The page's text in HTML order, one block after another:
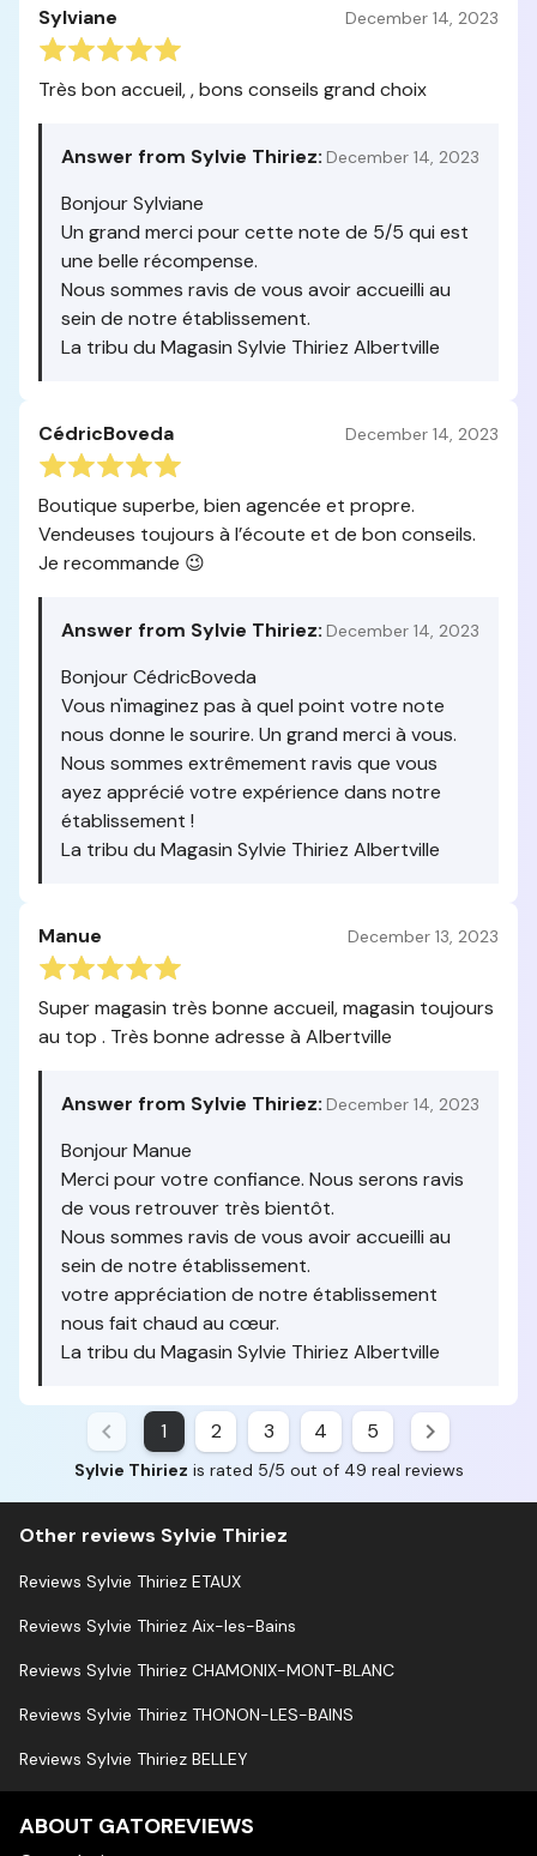
Sylviane December 14, 2023
Très bon accueil, , bons conseils grand choix
Answer from Sylvie Thiriez: December 14, 2023
Bonjour Sylviane
Un grand merci pour cette note de 5/5 qui est
une belle récompense.
Nous sommes ravis de vous avoir accueilli au
sein de notre établissement.
La tribu du Magasin Sylvie Thiriez Albertville
CédricBoveda December 14, 2023
Boutique superbe, bien agencée et propre.
Vendeuses toujours à l’écoute et de bon conseils.
Je recommande 😉
Answer from Sylvie Thiriez: December 14, 2023
Bonjour CédricBoveda
Vous n'imaginez pas à quel point votre note
nous donne le sourire. Un grand merci à vous.
Nous sommes extrêmement ravis que vous
ayez apprécié votre expérience dans notre
établissement !
La tribu du Magasin Sylvie Thiriez Albertville
Manue December 13, 2023
Super magasin très bonne accueil, magasin toujours
au top . Très bonne adresse à Albertville
Answer from Sylvie Thiriez: December 14, 2023
Bonjour Manue
Merci pour votre confiance. Nous serons ravis
de vous retrouver très bientôt.
Nous sommes ravis de vous avoir accueilli au
sein de notre établissement.
votre appréciation de notre établissement
nous fait chaud au cœur.
La tribu du Magasin Sylvie Thiriez Albertville
1 2 3 4 5
Sylvie Thiriez is rated 5/5 out of 49 real reviews
Other reviews Sylvie Thiriez
Reviews Sylvie Thiriez ETAUX
Reviews Sylvie Thiriez Aix-les-Bains
Reviews Sylvie Thiriez CHAMONIX-MONT-BLANC
Reviews Sylvie Thiriez THONON-LES-BAINS
Reviews Sylvie Thiriez BELLEY
ABOUT GATOREVIEWS